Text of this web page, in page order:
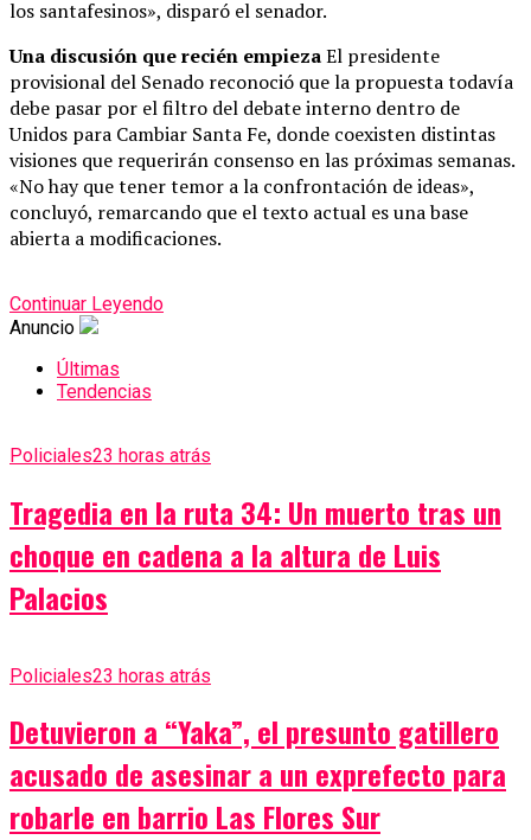
los santafesinos», disparó el senador.
Una discusión que recién empiezaEl presidente
provisional del Senado reconoció que la propuesta todavía
debe pasar por el filtro del debate interno dentro de
Unidos para Cambiar Santa Fe, donde coexisten distintas
visiones que requerirán consenso en las próximas semanas.
«No hay que tener temor a la confrontación de ideas»,
concluyó, remarcando que el texto actual es una base
abierta a modificaciones.
Continuar Leyendo
Anuncio
Últimas
Tendencias
Policiales23 horas atrás
Tragedia en la ruta 34: Un muerto tras un
choque en cadena a la altura de Luis
Palacios
Policiales23 horas atrás
Detuvieron a “Yaka”, el presunto gatillero
acusado de asesinar a un exprefecto para
robarle en barrio Las Flores Sur